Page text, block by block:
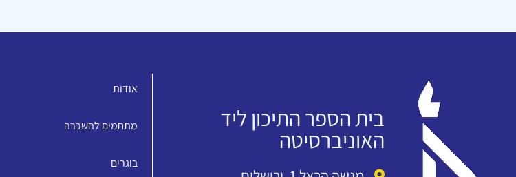
בית הספר התיכון ליד
האוניברסיטה
אודות
מתחמים להשכרה
בוגרים